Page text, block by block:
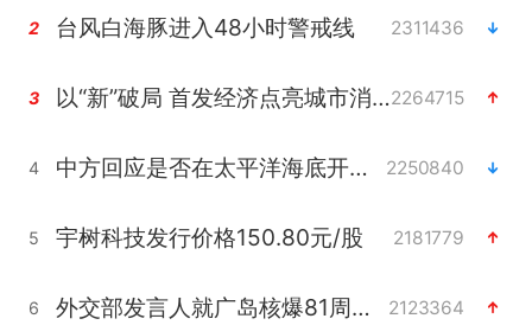
2 台风白海豚进入48小时警戒线 2311436
3 以“新”破局 首发经济点亮城市消费活力2264715
4 中方回应是否在太平洋海底开采稀土 2250840
5 宇树科技发行价格150.80元/股 2181779
6 外交部发言人就广岛核爆81周年等答记者问 2123364